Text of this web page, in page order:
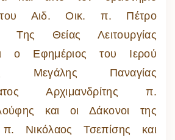
του Αιδ. Οικ. π. Πέτρο
Της Θείας Λειτουργίας
ο Εφημέριος του Ιερού
Μεγάλης Παναγίας
Αρχιμανδρίτης π.
και οι Δάκονοι της
Νικόλαος Τσεπίσης και